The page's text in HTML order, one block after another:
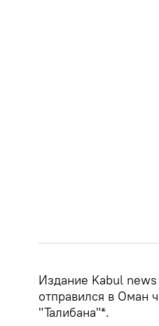
Издание Kabul
отправился в Оман
"Талибана"*.